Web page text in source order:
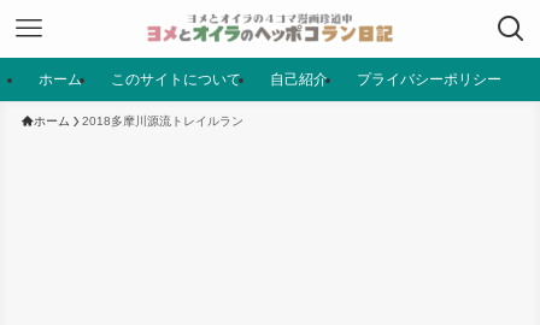
ホーム このサイトについて 自己紹介 プライバシーポリシー
ホーム 2018多摩川源流トレイルラン